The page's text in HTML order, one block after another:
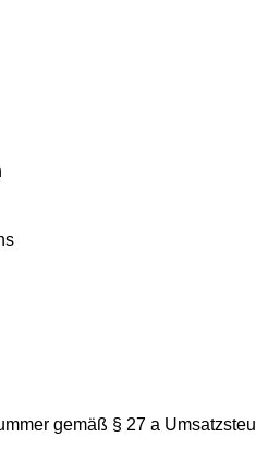
gemäß § 27 a